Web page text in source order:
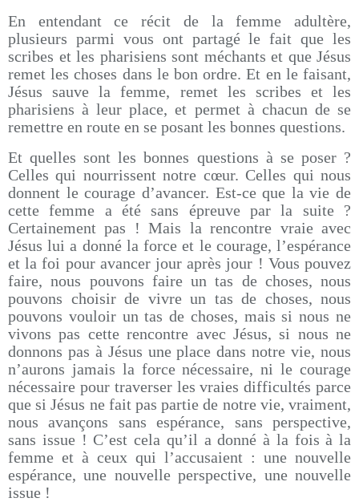
En entendant ce récit de la femme adultère,
plusieurs parmi vous ont partagé le fait que les
scribes et les pharisiens sont méchants et que Jésus
remet les choses dans le bon ordre. Et en le faisant,
Jésus sauve la femme, remet les scribes et les
pharisiens à leur place, et permet à chacun de se
remettre en route en se posant les bonnes questions.
Et quelles sont les bonnes questions à se poser ?
Celles qui nourrissent notre cœur. Celles qui nous
donnent le courage d’avancer. Est-ce que la vie de
cette femme a été sans épreuve par la suite ?
Certainement pas ! Mais la rencontre vraie avec
Jésus lui a donné la force et le courage, l’espérance
et la foi pour avancer jour après jour ! Vous pouvez
faire, nous pouvons faire un tas de choses, nous
pouvons choisir de vivre un tas de choses, nous
pouvons vouloir un tas de choses, mais si nous ne
vivons pas cette rencontre avec Jésus, si nous ne
donnons pas à Jésus une place dans notre vie, nous
n’aurons jamais la force nécessaire, ni le courage
nécessaire pour traverser les vraies difficultés parce
que si Jésus ne fait pas partie de notre vie, vraiment,
nous avançons sans espérance, sans perspective,
sans issue ! C’est cela qu’il a donné à la fois à la
femme et à ceux qui l’accusaient : une nouvelle
espérance, une nouvelle perspective, une nouvelle
issue !